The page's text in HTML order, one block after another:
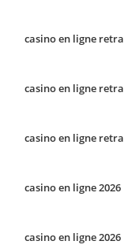
casino en ligne
casino en ligne
casino en ligne
casino en ligne 2026
casino en ligne 2026